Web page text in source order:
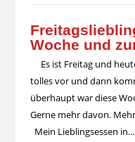
Woche und
Es ist Freitag und
tolles vor und dann
überhaupt war diese
Gerne mehr davon.
Mein Lieblingsessen in…